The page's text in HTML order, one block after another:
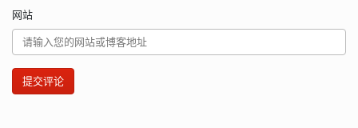
网站
提交评论